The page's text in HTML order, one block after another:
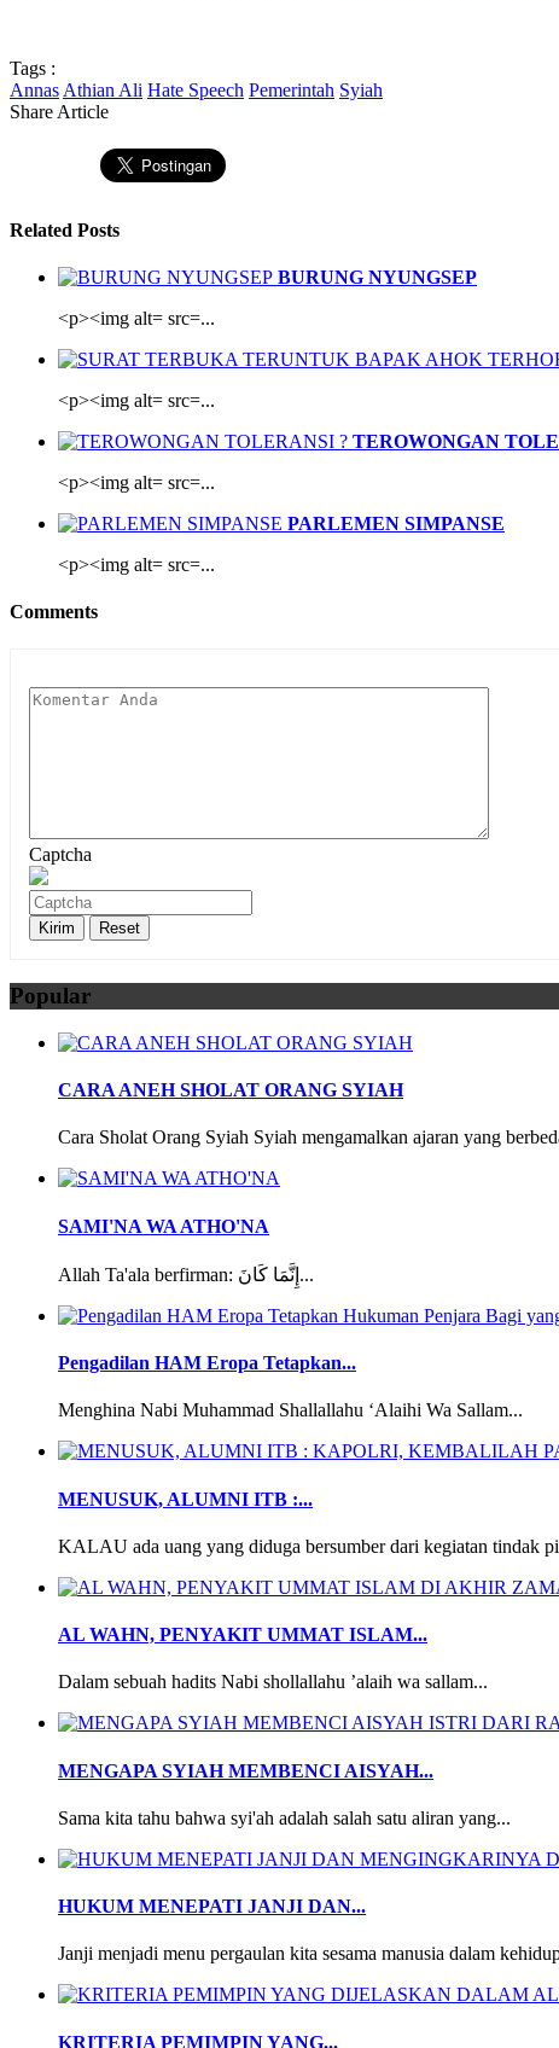
Tags :
Annas Athian Ali Hate Speech Pemerintah Syiah
Share Article
Related Posts
BURUNG NYUNGSEP
<p><img alt= src=...
<p><img alt= src=...
TEROWONGAN
<p><img alt= src=...
PARLEMEN SIMPANSE
<p><img alt= src=...
Comments
Captcha
Popular
CARA ANEH SHOLAT ORANG SYIAH
Cara Sholat Orang Syiah Syiah mengamalkan ajaran yang
SAMI'NA WA ATHO'NA
Allah Ta'ala berfirman: إِنَّمَا كَانَ...
Pengadilan HAM Eropa Tetapkan...
Menghina Nabi Muhammad Shallallahu ‘Alaihi Wa Sallam...
MENUSUK, ALUMNI ITB :...
KALAU ada uang yang diduga bersumber dari kegiatan tindak
AL WAHN, PENYAKIT UMMAT ISLAM...
Dalam sebuah hadits Nabi shollallahu ’alaih wa sallam...
MENGAPA SYIAH MEMBENCI AISYAH...
Sama kita tahu bahwa syi'ah adalah salah satu aliran yang...
HUKUM MENEPATI JANJI DAN...
Janji menjadi menu pergaulan kita sesama manusia dalam
KRITERIA PEMIMPIN YANG...